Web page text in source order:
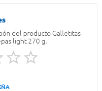
del producto Galletitas
light 270 g.